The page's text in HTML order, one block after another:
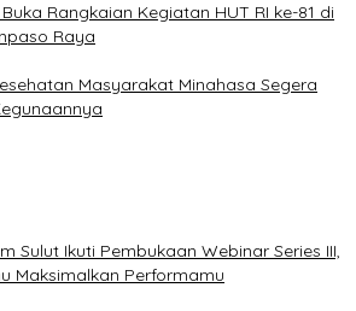
Rangkaian Kegiatan HUT RI ke-81 di
Raya
Masyarakat Minahasa Segera
Sulut Ikuti Pembukaan Webinar Series III,
Maksimalkan Performamu